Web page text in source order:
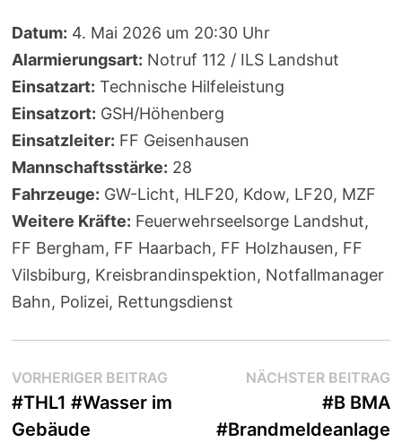
Datum: 4. Mai 2026 um 20:30 Uhr
Alarmierungsart: Notruf 112 / ILS Landshut
Einsatzart: Technische Hilfeleistung
Einsatzort: GSH/Höhenberg
Einsatzleiter: FF Geisenhausen
Mannschaftsstärke: 28
Fahrzeuge: GW-Licht, HLF20, Kdow, LF20, MZF
Weitere Kräfte: Feuerwehrseelsorge Landshut,
FF Bergham, FF Haarbach, FF Holzhausen, FF
Vilsbiburg, Kreisbrandinspektion, Notfallmanager
Bahn, Polizei, Rettungsdienst
Beitragsnavigation
VORHERIGER BEITRAGVorheriger
Beitrag:
#THL1 #Wasser im
Gebäude
NÄCHSTER BEITRAG
#B BMA
#Brandmeldeanlage